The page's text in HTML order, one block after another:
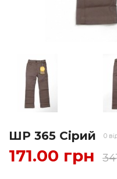
ШР 365 Сірий 0
171.00 грн